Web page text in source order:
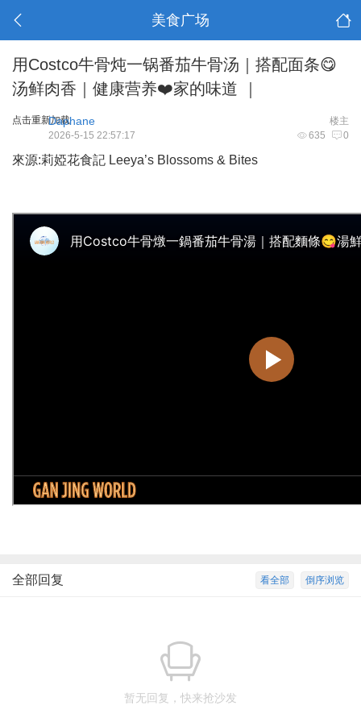
美食广场
用Costco牛骨炖一锅番茄牛骨汤｜搭配面条😋
汤鲜肉香｜健康营养❤️家的味道 ｜
点击重新加载 楼主
Daphane
635 0
2026-5-15 22:57:17
來源:莉婭花食記 Leeya’s Blossoms & Bites
倒序浏览
看全部
全部回复
暂无回复，快来抢沙发